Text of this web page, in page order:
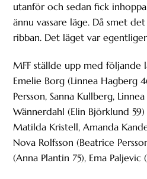
utanför och sedan fick
ännu vassare läge. Då smet
ribban. Det läget var
MFF ställde upp med följande
Emelie Borg (Linnea Hagberg
Persson, Sanna Kullberg,
Wännerdahl (Elin Björklund
Matilda Kristell, Amanda
Nova Rolfsson (Beatrice
(Anna Plantin 75), Ema Paljevic